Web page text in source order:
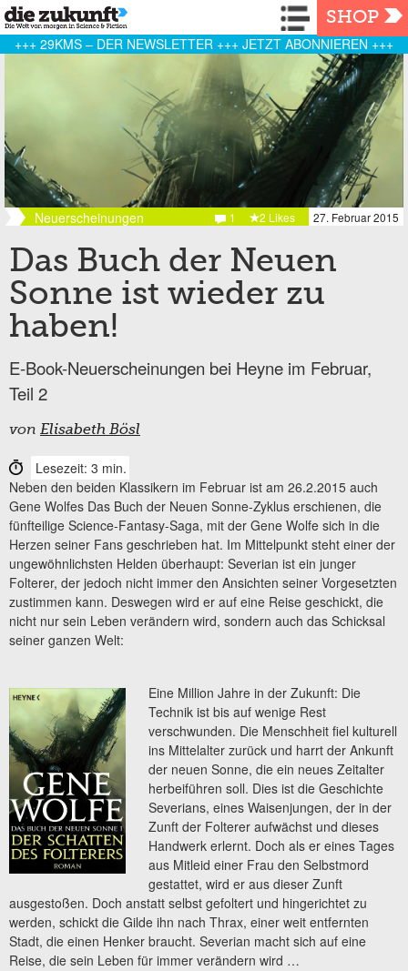
Navigation
SHOP
+++ 29KMS – DER NEWSLETTER +++ JETZT ABONNIEREN +++
Neuerscheinungen 27. Februar 2015
2 Likes
1
Das Buch der Neuen
Sonne ist wieder zu
haben!
E-Book-Neuerscheinungen bei Heyne im Februar,
Teil 2
von Elisabeth Bösl
Lesezeit: 3 min.
Neben den beiden Klassikern im Februar ist am 26.2.2015 auch
Gene Wolfes Das Buch der Neuen Sonne-Zyklus erschienen, die
fünfteilige Science-Fantasy-Saga, mit der Gene Wolfe sich in die
Herzen seiner Fans geschrieben hat. Im Mittelpunkt steht einer der
ungewöhnlichsten Helden überhaupt: Severian ist ein junger
Folterer, der jedoch nicht immer den Ansichten seiner Vorgesetzten
zustimmen kann. Deswegen wird er auf eine Reise geschickt, die
nicht nur sein Leben verändern wird, sondern auch das Schicksal
seiner ganzen Welt:
Eine Million Jahre in der Zukunft: Die
Technik ist bis auf wenige Rest
verschwunden. Die Menschheit fiel kulturell
ins Mittelalter zurück und harrt der Ankunft
der neuen Sonne, die ein neues Zeitalter
herbeiführen soll. Dies ist die Geschichte
Severians, eines Waisenjungen, der in der
Zunft der Folterer aufwächst und dieses
Handwerk erlernt. Doch als er eines Tages
aus Mitleid einer Frau den Selbstmord
gestattet, wird er aus dieser Zunft
ausgestoßen. Doch anstatt selbst gefoltert und hingerichtet zu
werden, schickt die Gilde ihn nach Thrax, einer weit entfernten
Stadt, die einen Henker braucht. Severian macht sich auf eine
Reise, die sein Leben für immer verändern wird …